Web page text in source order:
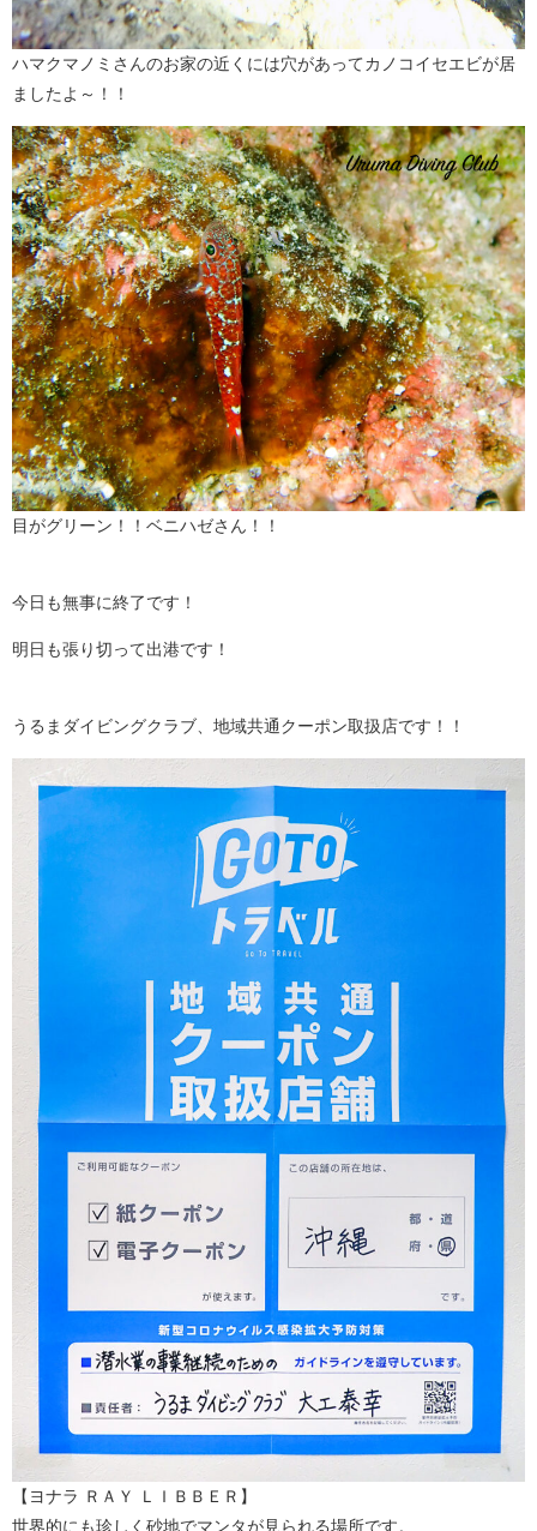
ハマクマノミさんのお家の近くには穴があってカノコイセエビが居
ましたよ～！！
目がグリーン！！ベニハゼさん！！
今日も無事に終了です！
明日も張り切って出港です！
うるまダイビングクラブ、地域共通クーポン取扱店です！！
【ヨナラ ＲＡＹ ＬＩＢＢＥＲ】
世界的にも珍しく砂地でマンタが見られる場所です。